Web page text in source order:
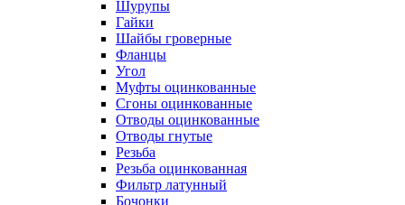
Шурупы
Гайки
Шайбы гроверные
Фланцы
Угол
Муфты оцинкованные
Сгоны оцинкованные
Отводы оцинкованные
Отводы гнутые
Резьба
Резьба оцинкованная
Фильтр латунный
Бочонки